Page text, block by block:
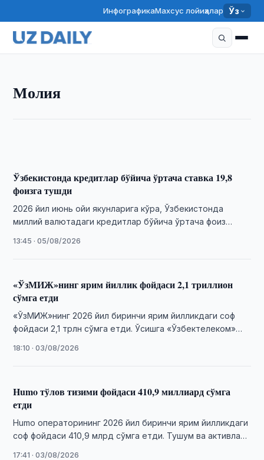
ИнфографикаМахсус лойиҳалар Ўз
Молия
Сўмдаги омонатлар бўйича ставка 17,6 фоизга
Ўзбекистонда кредитлар бўйича ўртача ставка 19,8
фоизга тушди
2026 йил июнь ойи якунларига кўра, Ўзбекистонда
миллий валютадаги кредитлар бўйича ўртача фоиз
13:45 · 05/08/2026
«ЎзМИЖ»нинг ярим йиллик фойдаси 2,1 триллион
сўмга етди
«ЎзМИЖ»нинг 2026 йил биринчи ярим йилликдаги соф
фойдаси 2,1 трлн сўмга етди. Ўсишга «Ўзбектелеком»
18:10 · 03/08/2026
Humo тўлов тизими фойдаси 410,9 миллиард сўмга
етди
Humo операторининг 2026 йил биринчи ярим йилликдаги
соф фойдаси 410,9 млрд сўмга етди. Тушум ва активлар
17:41 · 03/08/2026